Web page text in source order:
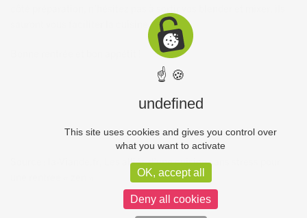
sauront vous faciliter la cuisine.
Source : la-Viande.fr, Les alliés d’une cuisine sans stress pour
☝ 🍪
undefined
This site uses cookies and gives you control over
what you want to activate
OK, accept all
Deny all cookies